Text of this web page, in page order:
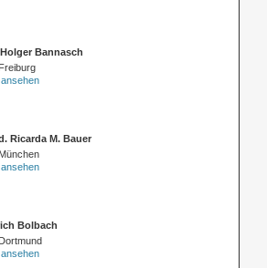
Holger Bannasch
Ricarda M. Bauer
Bolbach